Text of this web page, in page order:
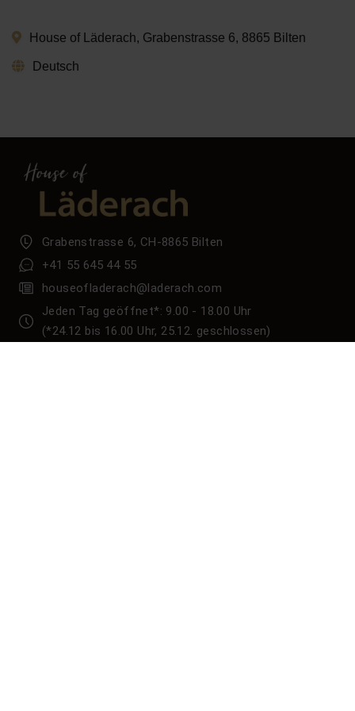
House of Läderach, Grabenstrasse 6, 8865 Bilten
Deutsch
Grabenstrasse 6, CH-8865 Bilten
+41 55 645 44 55
houseofladerach@laderach.com
Jeden Tag geöffnet*: 9.00 - 18.00 Uhr
(*24.12 bis 16.00 Uhr, 25.12. geschlossen)